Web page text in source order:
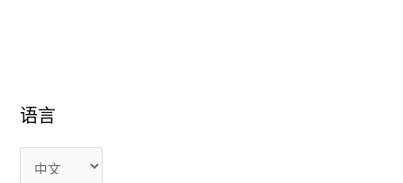
语言
言
言